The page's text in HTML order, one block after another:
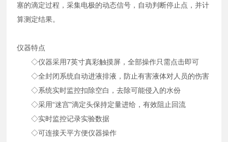
塞的滴定过程，采集电极的动态信号，自动判断停止点，并计
算测定结果。
仪器特点
◇仪器采用7英寸真彩触摸屏，全部操作只需点击即可
◇全封闭系统自动进液排液，防止有害液体对人员的伤害
◇系统实时监控扣除空白，去除可能侵入的水份
◇采用“迷宫"滴定头保持定量进给，有效阻止回流
◇实时监控记录实验数据
◇可连接天平方便仪器操作